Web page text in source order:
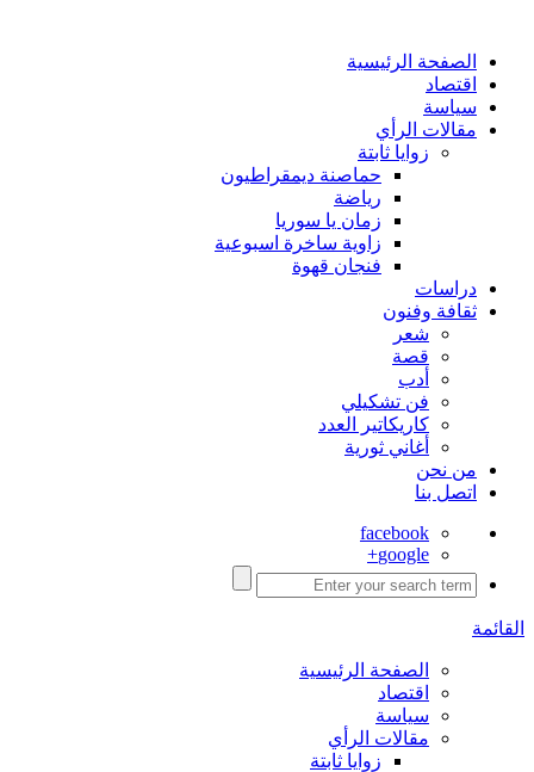
الصفحة الرئيسية
اقتصاد
سياسة
مقالات الرأي
زوايا ثابتة
حماصنة ديمقراطيون
رياضة
زمان يا سوريا
زاوية ساخرة اسبوعية
فنجان قهوة
دراسات
ثقافة وفنون
شعر
قصة
أدب
فن تشكيلي
كاريكاتير العدد
أغاني ثورية
من نحن
اتصل بنا
facebook
google+
القائمة
الصفحة الرئيسية
اقتصاد
سياسة
مقالات الرأي
زوايا ثابتة